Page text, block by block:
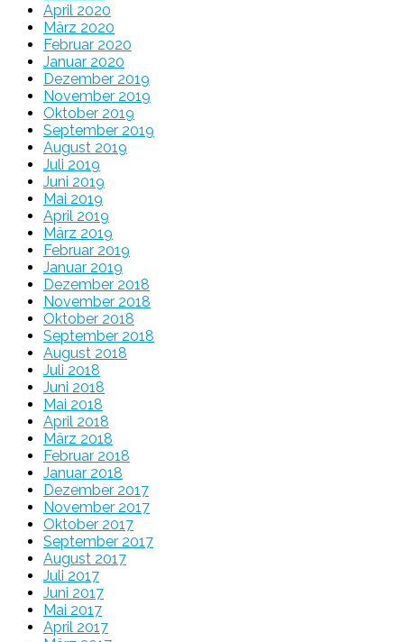
April 2020
März 2020
Februar 2020
Januar 2020
Dezember 2019
November 2019
Oktober 2019
September 2019
August 2019
Juli 2019
Juni 2019
Mai 2019
April 2019
März 2019
Februar 2019
Januar 2019
Dezember 2018
November 2018
Oktober 2018
September 2018
August 2018
Juli 2018
Juni 2018
Mai 2018
April 2018
März 2018
Februar 2018
Januar 2018
Dezember 2017
November 2017
Oktober 2017
September 2017
August 2017
Juli 2017
Juni 2017
Mai 2017
April 2017